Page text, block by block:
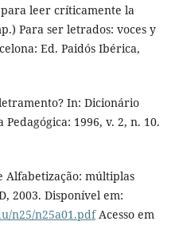
para leer críticamente la
Para ser letrados: voces y
Ed. Paidós Ibérica,
In: Dicionário
1996, v. 2, n. 10.
e Alfabetização: múltiplas
2003. Disponível em:
n25/n25a01.pdfAcesso em